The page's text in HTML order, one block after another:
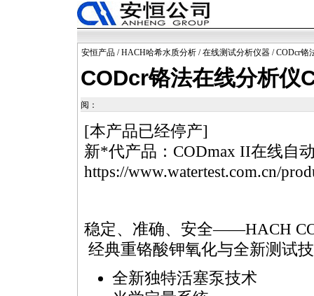
安恒产品 /HACH哈希水质分析 /在线测试分析仪器 / CODcr铬
CODcr铬法在线分析仪
阅：
[本产品已经停产]
新*代产品： CODmax II在线自
https://www.watertest.com.cn/
稳定、准确、安全——HACH
经典重铬酸钾氧化与全新测试
全新独特活塞泵技术